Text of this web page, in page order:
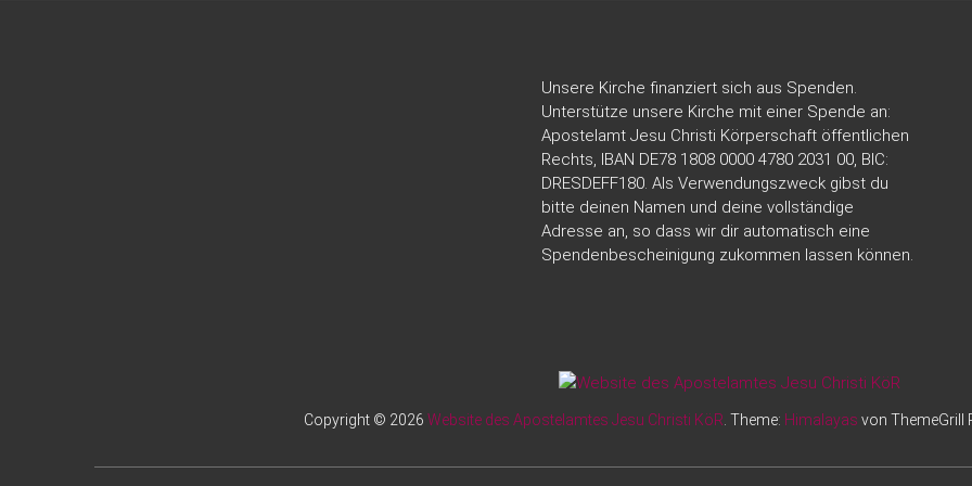
Unsere Kirche finanziert sich aus Spenden.
Unterstütze unsere Kirche mit einer Spende an:
Apostelamt Jesu Christi Körperschaft öffentlichen
Rechts, IBAN DE78 1808 0000 4780 2031 00, BIC:
DRESDEFF180. Als Verwendungszweck gibst du
bitte deinen Namen und deine vollständige
Adresse an, so dass wir dir automatisch eine
Spendenbescheinigung zukommen lassen können.
Copyright © 2026 Website des Apostelamtes Jesu Christi KöR . Theme: Himalayas von ThemeGrill